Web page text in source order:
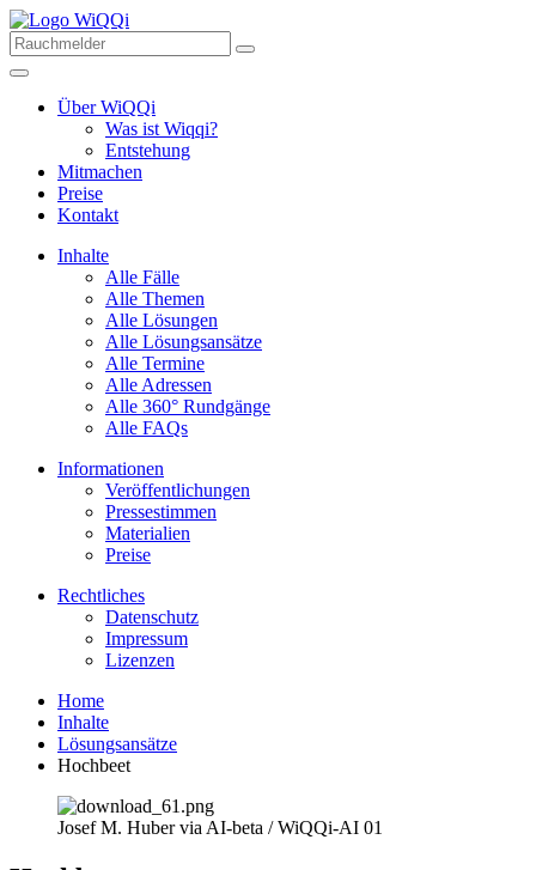
Über WiQQi
Was ist Wiqqi?
Entstehung
Mitmachen
Preise
Kontakt
Inhalte
Alle Fälle
Alle Themen
Alle Lösungen
Alle Lösungsansätze
Alle Termine
Alle Adressen
Alle 360° Rundgänge
Alle FAQs
Informationen
Veröffentlichungen
Pressestimmen
Materialien
Preise
Rechtliches
Datenschutz
Impressum
Lizenzen
Home
Inhalte
Lösungsansätze
Hochbeet
Josef M. Huber via AI-beta / WiQQi-AI 01